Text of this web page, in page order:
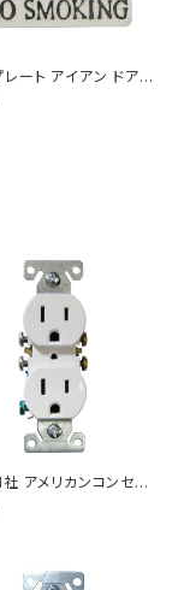
レート アイアン ドアプ
内 禁煙室 NO SMOK
ト
アメリカンコンセント
ター付き TR アース
ホワイト アメリカ製